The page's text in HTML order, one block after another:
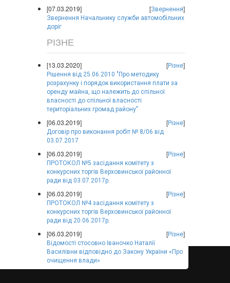
[07.03.2019] [Звернення]
Звернення Начальнику служби автомобільних
доріг
РІЗНЕ
[13.03.2020] [Різне]
Рішення від 25.06.2010 "Про методику
розрахунку і порядок використання плати за
оренду майна, що належить до спільної
власності до спільної власності
територіальних громад району"
[06.03.2019] [Різне]
Договір про виконання робіт № 8/06 від
03.07.2017
[06.03.2019] [Різне]
ПРОТОКОЛ №5 засідання комітету з
конкурсних торгів Верховинської районної
ради від 03.07.2017р.
[06.03.2019] [Різне]
ПРОТОКОЛ №4 засідання комітету з
конкурсних торгів Верховинської районної
ради від 20.06.2017р.
[06.03.2019] [Різне]
Відомості стосовно Іваночко Наталії
Василівни відповідно до Закону України «Про
очищення влади»